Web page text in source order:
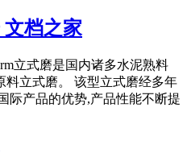
档之家
立式磨是国内诸多水泥熟料
料立式磨。 该型立式磨经多年
际产品的优势,产品性能不断提